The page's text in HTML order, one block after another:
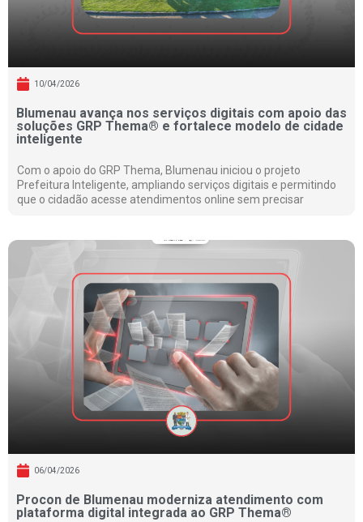
10/04/2026
Blumenau avança nos serviços digitais com apoio das
soluções GRP Thema® e fortalece modelo de cidade
inteligente
Com o apoio do GRP Thema, Blumenau iniciou o projeto
Prefeitura Inteligente, ampliando serviços digitais e permitindo
que o cidadão acesse atendimentos online sem precisar
06/04/2026
Procon de Blumenau moderniza atendimento com
plataforma digital integrada ao GRP Thema®